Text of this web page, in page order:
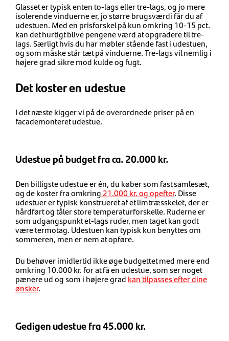
Glasset er typisk enten to-lags eller tre-lags, og jo mere
isolerende vinduerne er, jo større brugsværdi får du af
udestuen. Med en prisforskel på kun omkring 10-15 pct.
kan det hurtigt blive pengene værd at opgradere til tre-
lags. Særligt hvis du har møbler stående fast i udestuen,
og som måske står tæt på vinduerne. Tre-lags vil nemlig i
højere grad sikre mod kulde og fugt.
Det koster en udestue
I det næste kigger vi på de overordnede priser på en
facademonteret udestue.
Udestue på budget fra ca. 20.000 kr.
Den billigste udestue er én, du køber som fast samlesæt,
og de koster fra omkring 21.000 kr. og opefter. Disse
udestuer er typisk konstrueret af et limtræsskelet, der er
hårdført og tåler store temperaturforskelle. Ruderne er
som udgangspunkt et-lags ruder, men taget kan godt
være termotag. Udestuen kan typisk kun benyttes om
sommeren, men er nem at opføre.
Du behøver imidlertid ikke øge budgettet med mere end
omkring 10.000 kr. for at få en udestue, som ser noget
pænere ud og som i højere grad kan tilpasses efter dine
ønsker.
Gedigen udestue fra 45.000 kr.